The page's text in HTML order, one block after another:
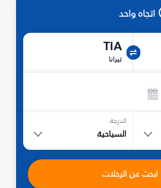
اتجاه واحد
TIA
تيرانا
الدرجة
السياحية
ابحث عن الرحلات